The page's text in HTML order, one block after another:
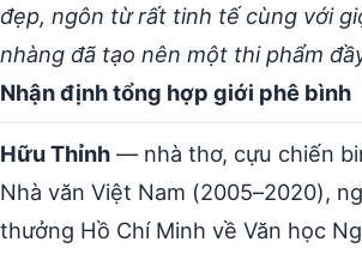
đẹp, ngôn từ rất tinh tế cùng với
nhàng đã tạo nên một thi phẩm
Nhận định tổng hợp giới phê bình
Hữu Thỉnh — nhà thơ, cựu chiến
Nhà văn Việt Nam (2005–2020),
thưởng Hồ Chí Minh về Văn học